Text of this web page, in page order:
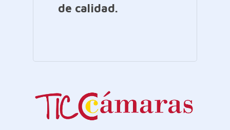
de calidad.